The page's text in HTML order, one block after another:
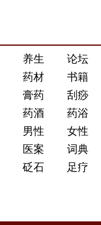
养生
论坛
药材
书籍
膏药
刮痧
药酒
药浴
男性
女性
医案
词典
砭石 足疗